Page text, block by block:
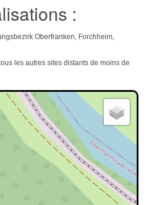
:
Oberfranken, Forchheim,
les autres sites distants de moins de